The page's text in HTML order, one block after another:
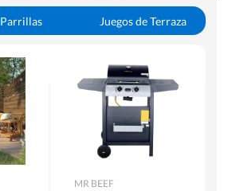
Parrillas
Juegos de Terraza
MR BEEF